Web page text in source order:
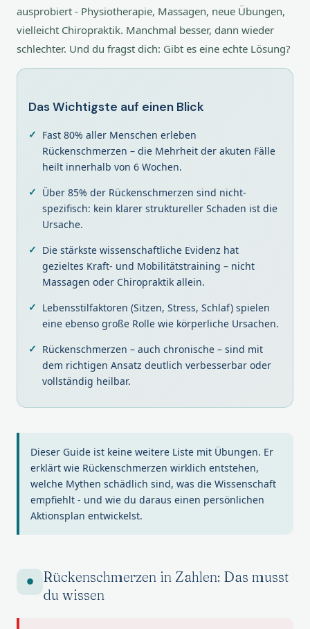
ausprobiert - Physiotherapie, Massagen, neue Übungen,
vielleicht Chiropraktik. Manchmal besser, dann wieder
schlechter. Und du fragst dich: Gibt es eine echte Lösung?
Das Wichtigste auf einen Blick
Fast 80% aller Menschen erleben
Rückenschmerzen – die Mehrheit der akuten Fälle
heilt innerhalb von 6 Wochen.
Über 85% der Rückenschmerzen sind nicht-
spezifisch: kein klarer struktureller Schaden ist die
Ursache.
Die stärkste wissenschaftliche Evidenz hat
gezieltes Kraft- und Mobilitätstraining – nicht
Massagen oder Chiropraktik allein.
Lebensstilfaktoren (Sitzen, Stress, Schlaf) spielen
eine ebenso große Rolle wie körperliche Ursachen.
Rückenschmerzen – auch chronische – sind mit
dem richtigen Ansatz deutlich verbesserbar oder
vollständig heilbar.
Dieser Guide ist keine weitere Liste mit Übungen. Er
erklärt wie Rückenschmerzen wirklich entstehen,
welche Mythen schädlich sind, was die Wissenschaft
empfiehlt - und wie du daraus einen persönlichen
Aktionsplan entwickelst.
Rückenschmerzen in Zahlen: Das musst
du wissen